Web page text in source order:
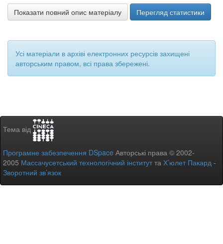
Показати повний опис матеріалу Перегляд статистики
Усі матеріали в архіві електронних ресурсів захищені
авторським правом, всі права збережені.
Тема від
Програмне забезпечення DSpace Авторські права © 2002-
2005 Массачусетський технологічний інститутта Х’юлет Пакард -
Зворотний зв’язок